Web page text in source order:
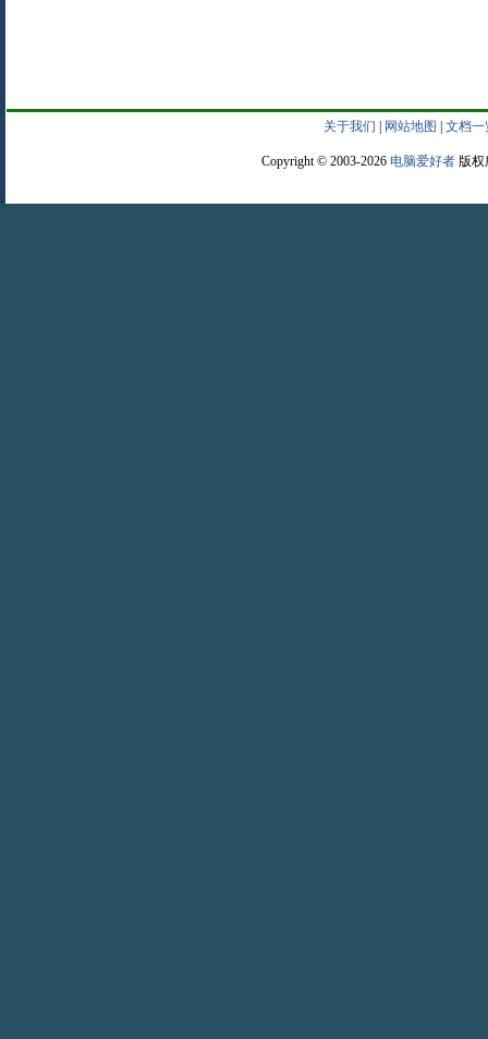
关于我们 网站地图 文档一
Copyright © 2003-2026 电脑爱好者版权